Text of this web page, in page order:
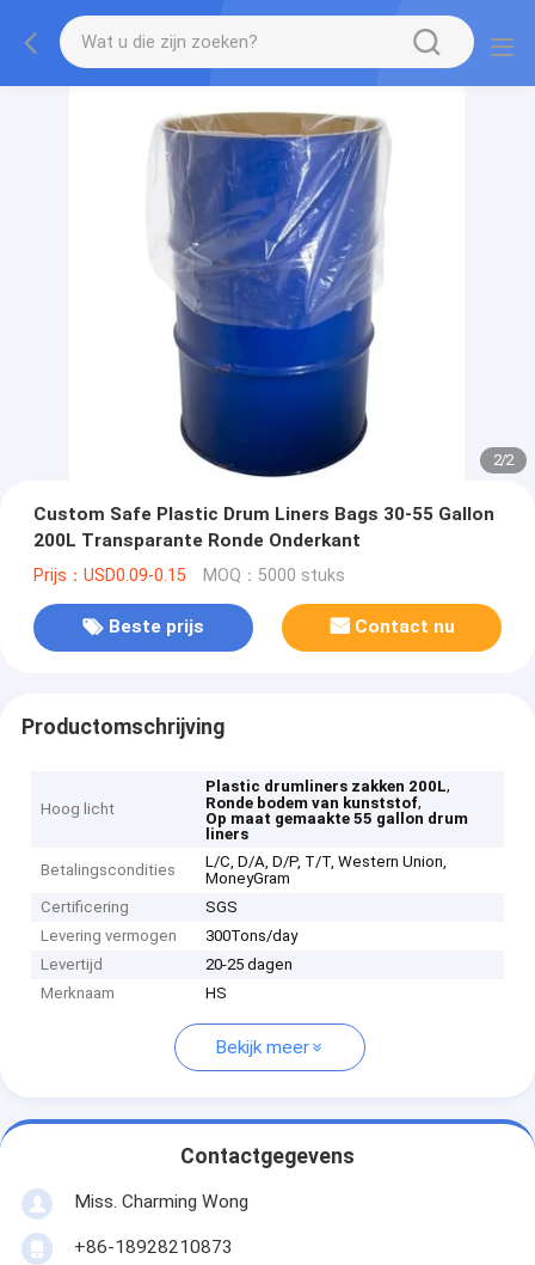
2/2
Custom Safe Plastic Drum Liners Bags 30-55 Gallon
200L Transparante Ronde Onderkant
Prijs：USD0.09-0.15 MOQ：5000 stuks
Beste prijs Contact nu
Productomschrijving
Hoog licht
Plastic drumliners zakken 200L,
Ronde bodem van kunststof,
Op maat gemaakte 55 gallon drum
liners
Betalingscondities
L/C, D/A, D/P, T/T, Western Union,
MoneyGram
Certificering
SGS
Levering vermogen
300Tons/day
Levertijd
20-25 dagen
Merknaam
HS
Bekijk meer
Contactgegevens
Miss. Charming Wong
+86-18928210873